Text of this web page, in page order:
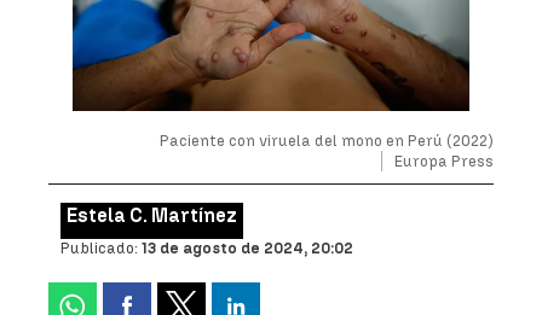
Paciente con viruela del mono en Perú (2022)
Europa Press
Estela C. Martínez
Publicado: 13 de agosto de 2024, 20:02